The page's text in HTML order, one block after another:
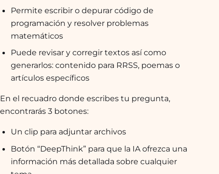
Permite escribir o depurar código de
programación y resolver problemas
matemáticos
Puede revisar y corregir textos así como
generarlos: contenido para RRSS, poemas o
artículos específicos
En el recuadro donde escribes tu pregunta,
encontrarás 3 botones:
Un clip para adjuntar archivos
Botón “DeepThink” para que la IA ofrezca una
información más detallada sobre cualquier